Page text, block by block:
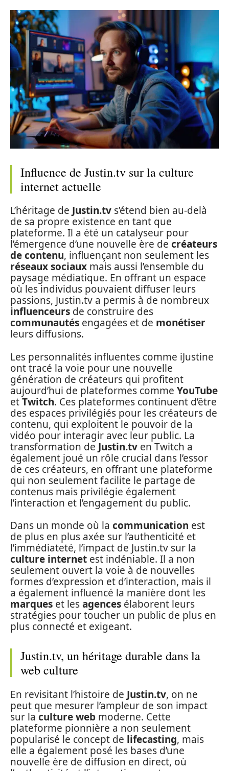
Influence de Justin.tv sur la culture
internet actuelle
L’héritage de Justin.tv s’étend bien au-delà
de sa propre existence en tant que
plateforme. Il a été un catalyseur pour
l’émergence d’une nouvelle ère de créateurs
de contenu, influençant non seulement les
réseaux sociaux mais aussi l’ensemble du
paysage médiatique. En offrant un espace
où les individus pouvaient diffuser leurs
passions, Justin.tv a permis à de nombreux
influenceurs de construire des
communautés engagées et de monétiser
leurs diffusions.
Les personnalités influentes comme iJustine
ont tracé la voie pour une nouvelle
génération de créateurs qui profitent
aujourd’hui de plateformes comme YouTube
etTwitch. Ces plateformes continuent d’être
des espaces privilégiés pour les créateurs de
contenu, qui exploitent le pouvoir de la
vidéo pour interagir avec leur public. La
transformation de Justin.tv en Twitch a
également joué un rôle crucial dans l’essor
de ces créateurs, en offrant une plateforme
qui non seulement facilite le partage de
contenus mais privilégie également
l’interaction et l’engagement du public.
Dans un monde où la communication est
de plus en plus axée sur l’authenticité et
l’immédiateté, l’impact de Justin.tv sur la
culture internet est indéniable. Il a non
seulement ouvert la voie à de nouvelles
formes d’expression et d’interaction, mais il
a également influencé la manière dont les
marques et lesagences élaborent leurs
stratégies pour toucher un public de plus en
plus connecté et exigeant.
Justin.tv, un héritage durable dans la
web culture
En revisitant l’histoire de Justin.tv, on ne
peut que mesurer l’ampleur de son impact
sur la culture web moderne. Cette
plateforme pionnière a non seulement
popularisé le concept de lifecasting, mais
elle a également posé les bases d’une
nouvelle ère de diffusion en direct, où